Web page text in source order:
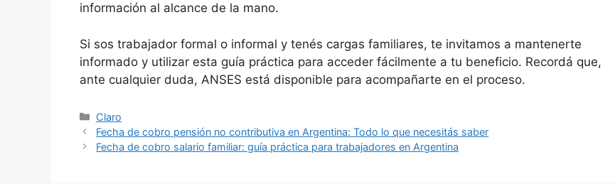
información al alcance de la mano.
Si sos trabajador formal o informal y tenés cargas familiares, te invitamos a mantenerte
informado y utilizar esta guía práctica para acceder fácilmente a tu beneficio. Recordá que,
ante cualquier duda, ANSES está disponible para acompañarte en el proceso.
Categorías
Claro
Fecha de cobro pensión no contributiva en Argentina: Todo lo que necesitás saber
Fecha de cobro salario familiar: guía práctica para trabajadores en Argentina